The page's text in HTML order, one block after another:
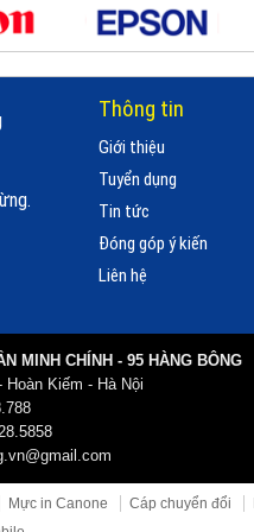
Thông tin
Giới thiệu
Tuyển dụng
Tin tức
Đóng góp ý kiến
Liên hệ
MINH CHÍNH - 95 HÀNG BÔNG
Hoàn Kiếm - Hà Nội
Mực in Canone Cáp chuyển đổi